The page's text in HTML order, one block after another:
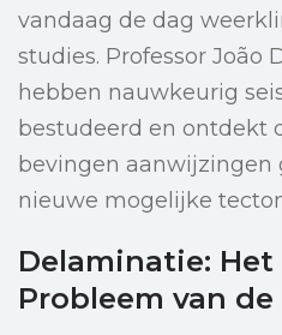
vandaag de dag
studies. Professor João
hebben nauwkeurig
bestudeerd en ontdekt
bevingen aanwijzingen
nieuwe mogelijke
Delaminatie:
Probleem van